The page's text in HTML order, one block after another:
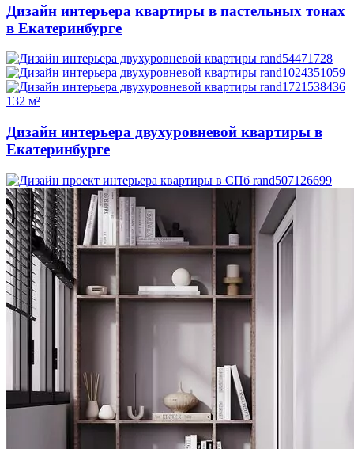
Дизайн интерьера квартиры в пастельных тонах
в Екатеринбурге
132 м²
Дизайн интерьера двухуровневой квартиры в
Екатеринбурге